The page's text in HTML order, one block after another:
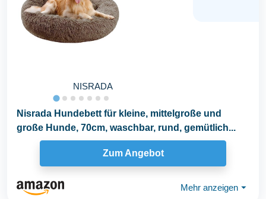
NISRADA
Nisrada Hundebett für kleine, mittelgroße und
große Hunde, 70cm, waschbar, rund, gemütlich...
Zum Angebot
Mehr anzeigen ⏷